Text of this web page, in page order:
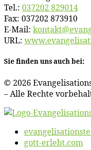
Tel.: 037202 829014
Fax: 037202 873910
E‑Mail:
URL:
Sie fin­den uns auch bei:
© 2026
– Al­le Rech­te
gott-erlebt.com